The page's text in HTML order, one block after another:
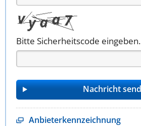
Bitte Sicherheitscode eingeben.
Anbieterkennzeichnung